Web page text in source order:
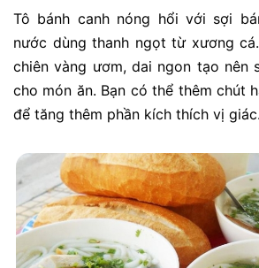
Tô bánh canh nóng hổi với sợi
nước dùng thanh ngọt từ xương
chiên vàng ươm, dai ngon tạo nên
cho món ăn. Bạn có thể thêm chút
để tăng thêm phần kích thích vị giác.